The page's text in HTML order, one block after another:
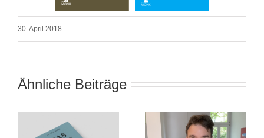
30. April 2018
Ähnliche Beiträge